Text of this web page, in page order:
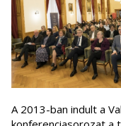
A 2013-ban indult a